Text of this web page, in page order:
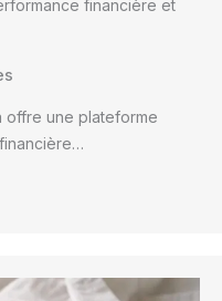
financière et
offre une plateforme